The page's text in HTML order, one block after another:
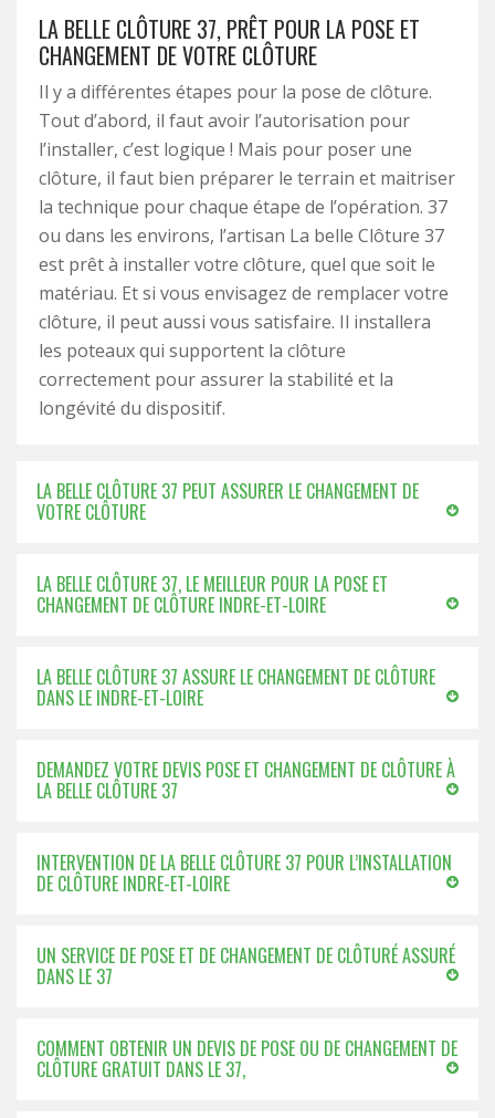
LA BELLE CLÔTURE 37, PRÊT POUR LA POSE ET
CHANGEMENT DE VOTRE CLÔTURE
Il y a différentes étapes pour la pose de clôture.
Tout d’abord, il faut avoir l’autorisation pour
l’installer, c’est logique ! Mais pour poser une
clôture, il faut bien préparer le terrain et maitriser
la technique pour chaque étape de l’opération. 37
ou dans les environs, l’artisan La belle Clôture 37
est prêt à installer votre clôture, quel que soit le
matériau. Et si vous envisagez de remplacer votre
clôture, il peut aussi vous satisfaire. Il installera
les poteaux qui supportent la clôture
correctement pour assurer la stabilité et la
longévité du dispositif.
LA BELLE CLÔTURE 37 PEUT ASSURER LE CHANGEMENT DE
VOTRE CLÔTURE
LA BELLE CLÔTURE 37, LE MEILLEUR POUR LA POSE ET
CHANGEMENT DE CLÔTURE INDRE-ET-LOIRE
LA BELLE CLÔTURE 37 ASSURE LE CHANGEMENT DE CLÔTURE
DANS LE INDRE-ET-LOIRE
DEMANDEZ VOTRE DEVIS POSE ET CHANGEMENT DE CLÔTURE À
LA BELLE CLÔTURE 37
INTERVENTION DE LA BELLE CLÔTURE 37 POUR L’INSTALLATION
DE CLÔTURE INDRE-ET-LOIRE
UN SERVICE DE POSE ET DE CHANGEMENT DE CLÔTURÉ ASSURÉ
DANS LE 37
COMMENT OBTENIR UN DEVIS DE POSE OU DE CHANGEMENT DE
CLÔTURE GRATUIT DANS LE 37,